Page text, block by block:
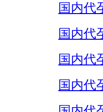
国内代
国内代
国内代
国内代